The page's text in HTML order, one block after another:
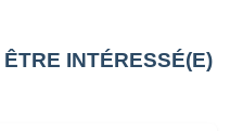
INTÉRESSÉ(E)